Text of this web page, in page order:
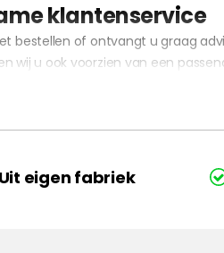
klantenservice
bestellen of ontvangt u graag
wij u ook voorzien van een
eigen fabriek